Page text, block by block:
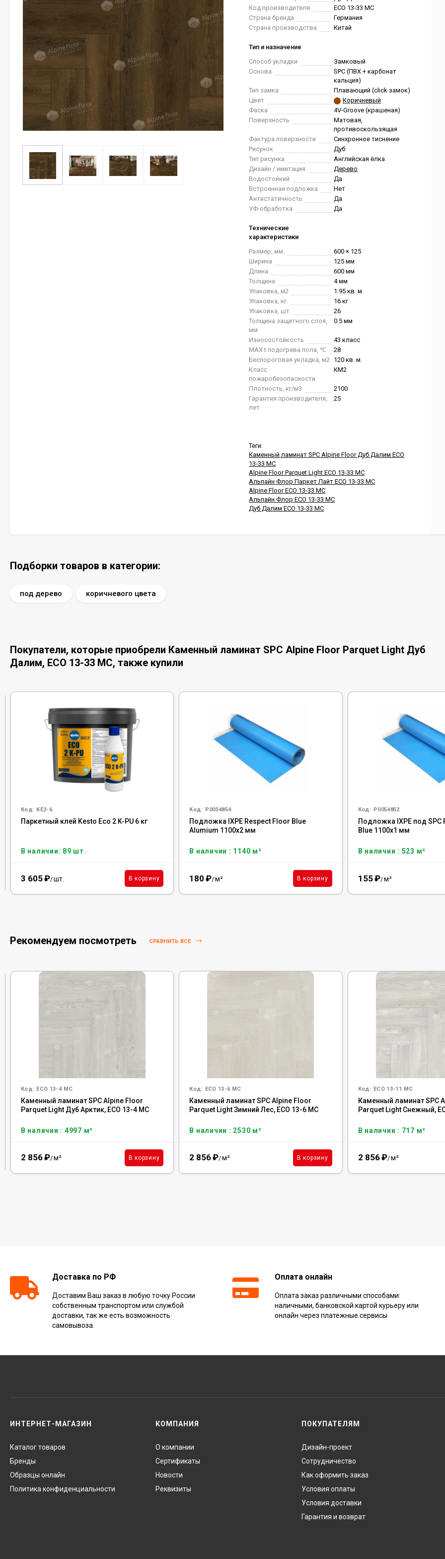
Код производителя
ЕСО 13-33 MC
Страна бренда
Германия
Страна производства
Китай
Тип и назначение
Способ укладки
Замковый
Основа
SPC (ПВХ + карбонат
кальция)
Тип замка
Плавающий (click замок)
Цвет
Коричневый
Фаска
4V-Groove (крашеная)
Поверхность
Матовая,
противоскользящая
Фактура поверхности
Синхронное тиснение
Рисунок
Дуб
Тип рисунка
Английская ёлка
Дизайн / имитация
Дерево
Водостойкий
Да
Встроенная подложка
Нет
Антистатичность
Да
УФ-обработка
Да
Технические
характеристики
Размер, мм.
600 × 125
Ширина
125 мм
Длина
600 мм
Толщина
4 мм
Упаковка, м2
1.95 кв. м.
Упаковка, кг.
16 кг
Упаковка, шт.
26
Толщина защитного слоя,
мм
0.5 мм
Износостойкость
43 класс
MAX t подогрева пола, ℃
28
Беспороговая укладка, м2 120 кв. м.
Класс
пожаробезопасности
КМ2
Плотность, кг/м3
2100
Гарантия производителя,
лет
25
Теги:
Каменный ламинат SPC Alpine Floor Дуб Далим ЕСО
13-33 MC
Alpine Floor Parquet Light ЕСО 13-33 MC
Альпайн Флор Паркет Лайт ЕСО 13-33 MC
Alpine Floor ЕСО 13-33 MC
Альпайн Флор ЕСО 13-33 MC
Дуб Далим ЕСО 13-33 MC
Подборки товаров в категории:
под дерево коричневого цвета
Покупатели, которые приобрели Каменный ламинат SPC Alpine Floor Parquet Light Дуб
Далим, ЕСО 13-33 MC, также купили
Код: KE2-6
Паркетный клей Kesto Eco 2 K-PU 6 кг
В наличии: 89 шт.
3 605₽/шт. В корзину
Код: Р0054854
Подложка IXPE Respect Floor Blue
Alumium 1100х2 мм
В наличии : 1140 м²
180 ₽/м² В корзину
Код: Р0054852
Подложка IXPE под SPC
Blue 1100х1 мм
В наличии : 523 м²
155₽/м²
Рекомендуем посмотреть СРАВНИТЬ ВСЕ
Код: ECO 13-4 MC
Каменный ламинат SPC Alpine Floor
Parquet Light Дуб Арктик, ЕСО 13-4 MC
В наличии : 4997 м²
2 856₽/м² В корзину
Код: ECO 13-6 MC
Каменный ламинат SPC Alpine Floor
Parquet Light Зимний Лес, ЕСО 13-6 MC
В наличии : 2530 м²
2 856₽/м² В корзину
Код: ECO 13-11 MC
Каменный ламинат SPC
Parquet Light Снежный,
В наличии : 717 м²
2 856₽/м²
Доставка по РФ
Доставим Ваш заказ в любую точку России
собственным транспортом или службой
доставки, так же есть возможность
самовывоза.
Оплата онлайн
Оплата заказ различными способами:
наличными, банковской картой курьеру или
онлайн через платежные сервисы
ИНТЕРНЕТ-МАГАЗИН
Каталог товаров
Бренды
Образцы онлайн
Политика конфиденциальности
КОМПАНИЯ
О компании
Сертификаты
Новости
Реквизиты
ПОКУПАТЕЛЯМ
Дизайн-проект
Сотрудничество
Как оформить заказ
Условия оплаты
Условия доставки
Гарантия и возврат